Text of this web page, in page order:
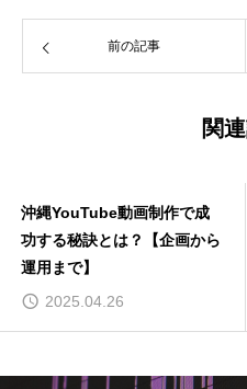
前の記事
関
沖縄YouTube動画制作で成
功する秘訣とは？【企画から
運用まで】
2025.04.26